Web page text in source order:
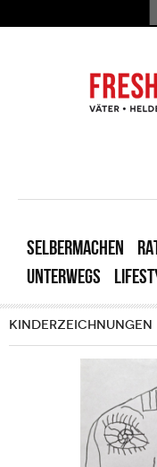
SELBERMACHEN
UNTERWEGS
KINDERZEICHNUNGEN